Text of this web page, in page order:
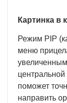
Картинка в
Режим PIP
меню
центральной
поможет
направить